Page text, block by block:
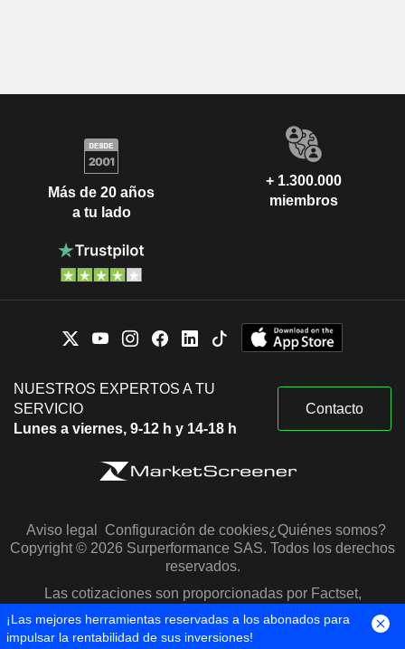
Más de 20 años
a tu lado
+ 1.300.000
miembros
NUESTROS EXPERTOS A TU
SERVICIO
Lunes a viernes, 9-12 h y 14-18 h
Contacto
Aviso legal Configuración de cookies¿Quiénes somos?
Copyright © 2026 Surperformance SAS. Todos los derechos
reservados.
Las cotizaciones son proporcionadas por Factset,
Morningstar y S&P Capital IQ
¡Las mejores herramientas reservadas a los abonados para
impulsar la rentabilidad de sus inversiones!